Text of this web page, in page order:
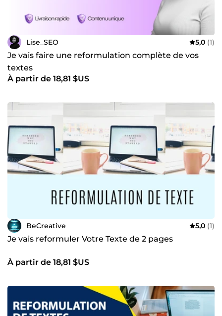
Lise_SEO 5,0 (1)
Je vais faire une reformulation complète de vos
textes
À partir de 18,81 $US
BeCreative 5,0 (1)
Je vais reformuler Votre Texte de 2 pages
À partir de 18,81 $US